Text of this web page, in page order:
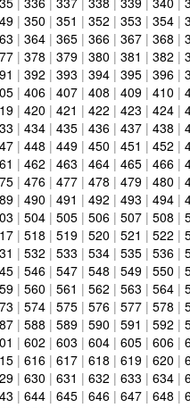
| 350 | 351 | 352 | 353 | 354|
| 364| 365| 366| 367| 368 |
| 378 | 379| 380 | 381 | 382 |
| 392 | 393 | 394| 395| 396|
| 406| 407| 408 | 409| 410 |
| 420 | 421 | 422 | 423 | 424|
| 434| 435| 436| 437| 438 |
| 448 | 449| 450 | 451 | 452 |
| 462 | 463 | 464| 465| 466|
| 476| 477| 478 | 479| 480 |
| 490 | 491 | 492 | 493 | 494|
| 504| 505| 506| 507| 508 |
| 518 | 519| 520 | 521 | 522 |
| 532 | 533 | 534| 535| 536|
| 546| 547| 548 | 549| 550 |
| 560 | 561 | 562 | 563 | 564|
| 574| 575| 576| 577| 578 |
| 588 | 589| 590 | 591 | 592 |
| 602 | 603 | 604| 605| 606|
| 616| 617| 618 | 619| 620 |
| 630 | 631 | 632 | 633 | 634|
| 644| 645| 646| 647| 648 |